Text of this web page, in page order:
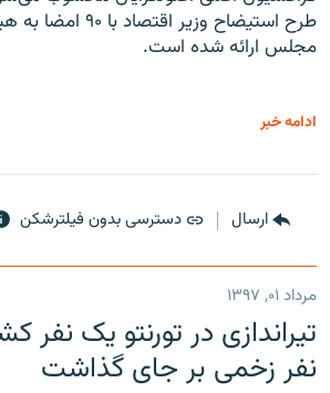
طرح استیضاح وزیر
مجلس ارائه شده است.
ادامه خبر
ارسال دسترسی بدون فیلترشکن
مرداد ۰۱, ۱۳۹۷
نفر زخمی بر جای گذاشت